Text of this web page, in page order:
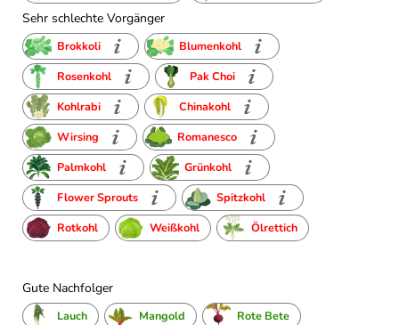
Sehr schlechte Vorgänger
Brokkoli
Blumenkohl
Rosenkohl
Pak Choi
Kohlrabi
Chinakohl
Wirsing
Romanesco
Palmkohl
Grünkohl
Flower Sprouts
Spitzkohl
Rotkohl
Weißkohl Ölrettich
Gute Nachfolger
Lauch Mangold
Rote Bete